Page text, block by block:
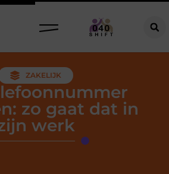
ZAKELIJK
zo gaat dat in
werk